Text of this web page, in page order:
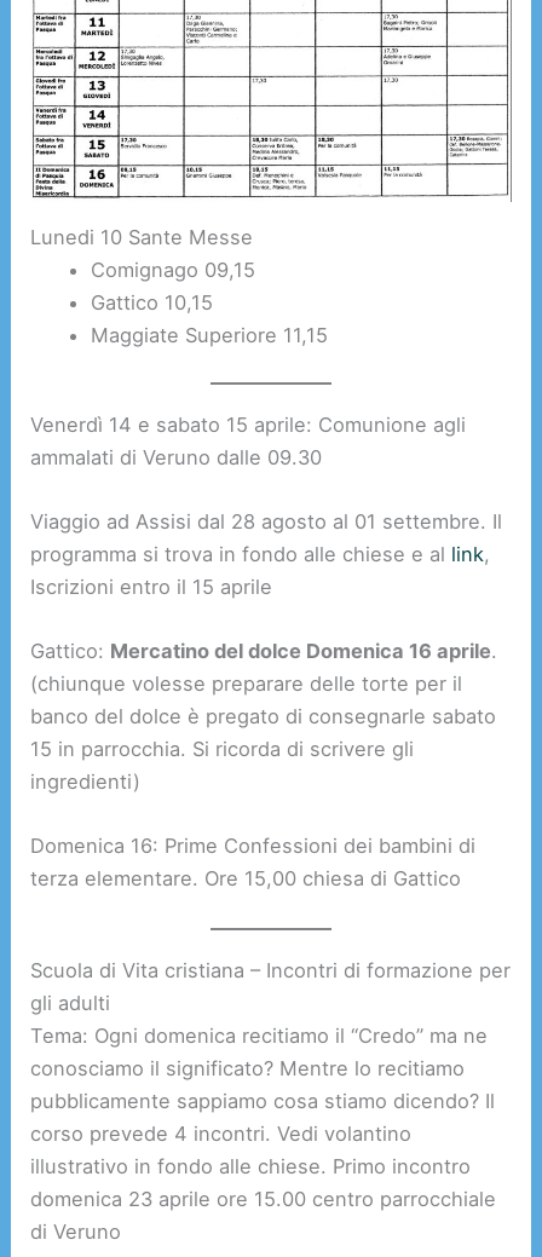
Lunedi 10 Sante Messe
Comignago 09,15
Gattico 10,15
Maggiate Superiore 11,15
Venerdì 14 e sabato 15 aprile: Comunione agli
ammalati di Veruno dalle 09.30
Viaggio ad Assisi dal 28 agosto al 01 settembre. Il
programma si trova in fondo alle chiese e al link,
Iscrizioni entro il 15 aprile
Gattico: Mercatino del dolce Domenica 16 aprile.
(chiunque volesse preparare delle torte per il
banco del dolce è pregato di consegnarle sabato
15 in parrocchia. Si ricorda di scrivere gli
ingredienti)
Domenica 16: Prime Confessioni dei bambini di
terza elementare. Ore 15,00 chiesa di Gattico
Scuola di Vita cristiana – Incontri di formazione per
gli adulti
Tema: Ogni domenica recitiamo il “Credo” ma ne
conosciamo il significato? Mentre lo recitiamo
pubblicamente sappiamo cosa stiamo dicendo? Il
corso prevede 4 incontri. Vedi volantino
illustrativo in fondo alle chiese. Primo incontro
domenica 23 aprile ore 15.00 centro parrocchiale
di Veruno